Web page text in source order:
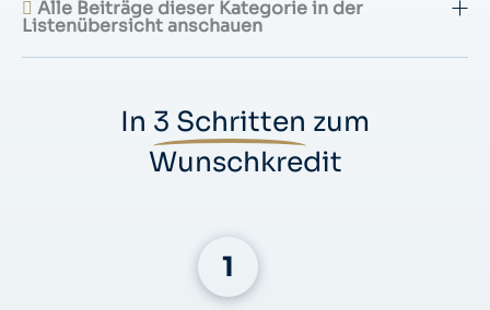
Alle Beiträge dieser Kategorie in der
Listenübersicht anschauen
In 3 Schritten zum
Wunschkredit